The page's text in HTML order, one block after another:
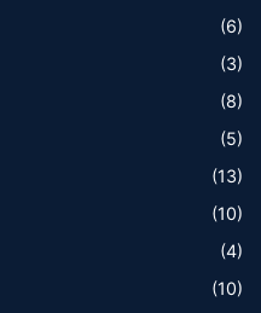
(6)
(3)
(8)
(5)
(13)
(10)
(4)
(10)